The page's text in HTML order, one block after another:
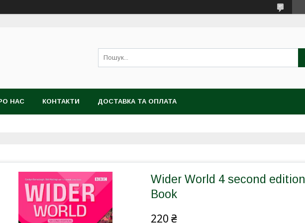
НАС КОНТАКТИ ДОСТАВКА ТА ОПЛАТА
Wider World 4 second
Book
220 ₴